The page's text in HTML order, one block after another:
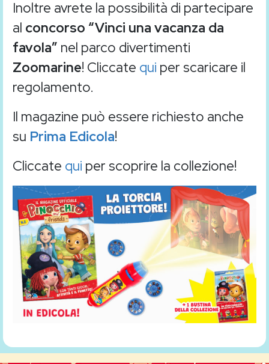
Inoltre avrete la possibilità di partecipare
al concorso “Vinci una vacanza da
favola” nel parco divertimenti
Zoomarine! Cliccate qui per scaricare il
regolamento.
Il magazine può essere richiesto anche
su Prima Edicola!
Cliccate qui per scoprire la collezione!